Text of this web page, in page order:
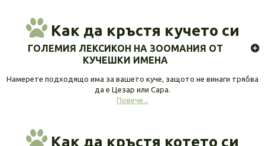
Как да кръстя кучето си
ГОЛЕМИЯ ЛЕКСИКОН НА ЗООМАНИЯ ОТ
КУЧЕШКИ ИМЕНА
Намерете подходящо има за вашето куче, защото не винаги трябва
да е Цезар или Сара.
Повече...
Как да кръстя котето си